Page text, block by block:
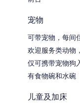
宠物
可带宠物，每间
欢迎服务类动物
仅可携带宠物狗
有食物碗和水碗
儿童及加床